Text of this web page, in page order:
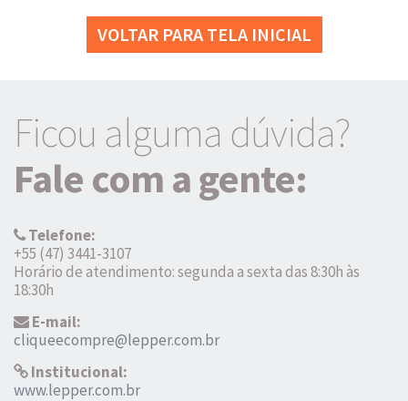
VOLTAR PARA TELA INICIAL
Ficou alguma dúvida?
Fale com a gente:
Telefone:
+55 (47) 3441-3107
Horário de atendimento: segunda a sexta das 8:30h às
18:30h
E-mail:
cliqueecompre@lepper.com.br
Institucional:
www.lepper.com.br